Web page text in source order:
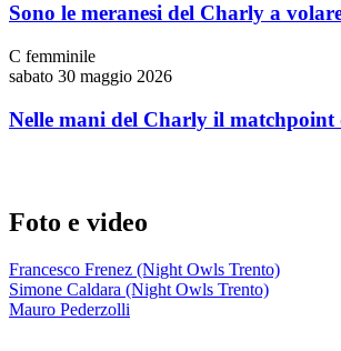
Sono le meranesi del Charly a
C femminile
sabato 30 maggio 2026
Nelle mani del Charly il matchpoint
Foto e video
Francesco Frenez (Night Owls Trento)
Simone Caldara (Night Owls Trento)
Mauro Pederzolli